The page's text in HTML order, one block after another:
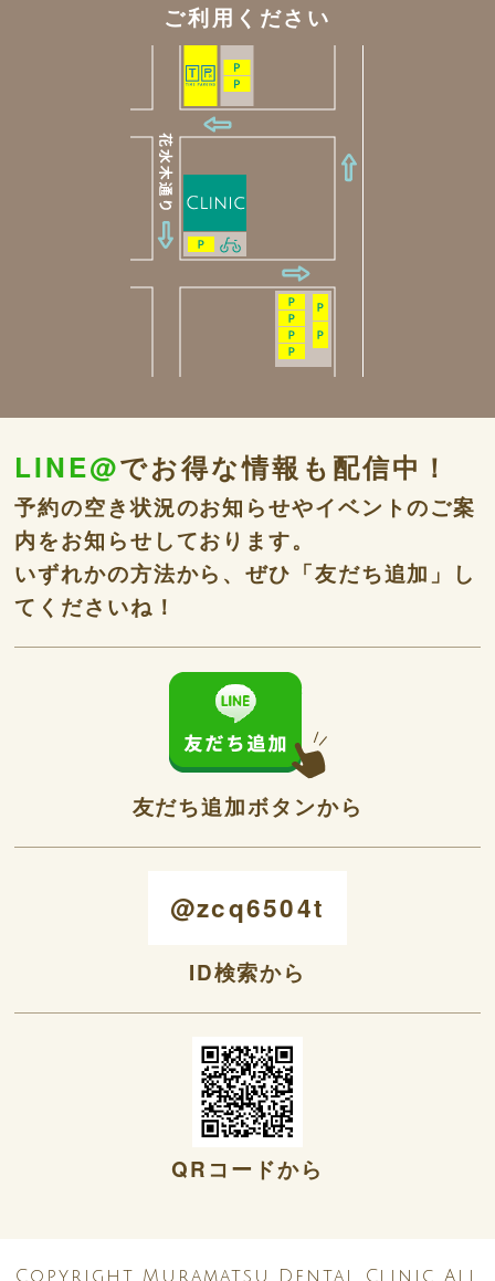
ご利用ください
LINE@でお得な情報も配信中！
予約の空き状況のお知らせやイベントのご案
内をお知らせしております。
いずれかの方法から、ぜひ「友だち追加」し
てくださいね！
友だち追加ボタンから
@zcq6504t
ID検索から
QRコードから
Copyright Muramatsu Dental Clinic All